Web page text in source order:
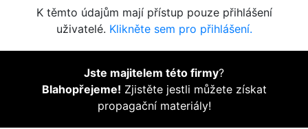
K těmto údajům mají přístup pouze přihlášení
uživatelé. Klikněte sem pro přihlášení.
Jste majitelem této firmy?
Blahopřejeme! Zjistěte jestli můžete získat
propagační materiály!